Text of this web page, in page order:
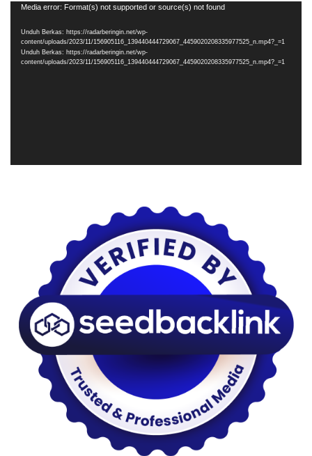
Pemutar
Media error: Format(s) not supported or source(s) not found
Unduh Berkas: https://radarberingin.net/wp-
content/uploads/2023/11/156905116_139440444729067_4459020208335977525_n.mp4?_=1
Unduh Berkas: https://radarberingin.net/wp-
content/uploads/2023/11/156905116_139440444729067_4459020208335977525_n.mp4?_=1